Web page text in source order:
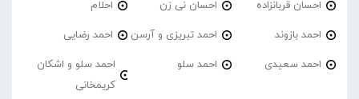
احسان قربانزاده احسان نی زن احلام
احمد بازوند احمد تبریزی و آرسن احمد‌ رضایی
احمد سعیدی احمد سلو
احمد سلو و اشکان
کریمخانی